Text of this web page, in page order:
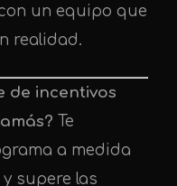
un equipo que
realidad.
de incentivos
Te
a medida
supere las